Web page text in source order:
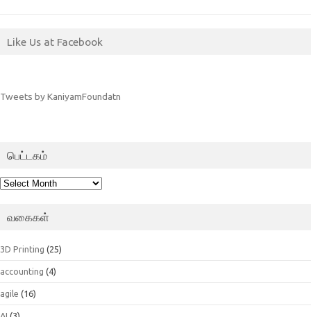
Like Us at Facebook
Tweets by KaniyamFoundatn
பெட்டகம்
பெட்டகம்
வகைகள்
3D Printing (25)
accounting (4)
agile (16)